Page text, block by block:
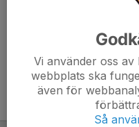
Anmälan är öppen för
Vi använder oss
webbplats ska
även för
Så